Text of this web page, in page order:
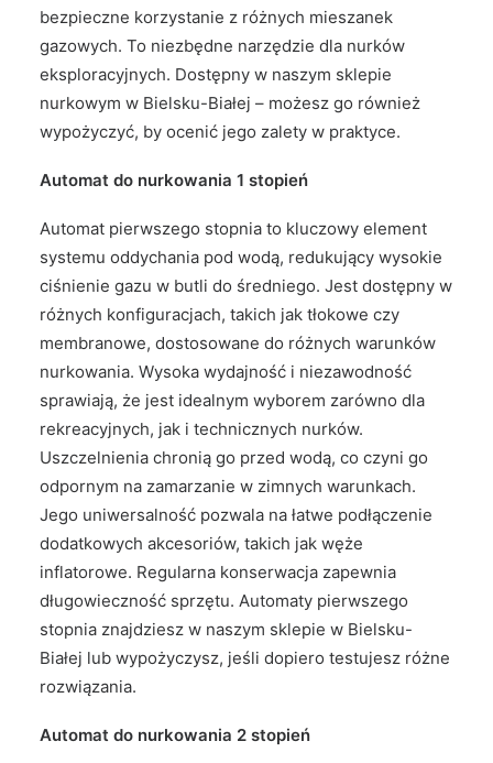
bezpieczne korzystanie z różnych mieszanek
gazowych. To niezbędne narzędzie dla nurków
eksploracyjnych. Dostępny w naszym sklepie
nurkowym w Bielsku-Białej – możesz go również
wypożyczyć, by ocenić jego zalety w praktyce.
Automat do nurkowania 1 stopień
Automat pierwszego stopnia to kluczowy element
systemu oddychania pod wodą, redukujący wysokie
ciśnienie gazu w butli do średniego. Jest dostępny w
różnych konfiguracjach, takich jak tłokowe czy
membranowe, dostosowane do różnych warunków
nurkowania. Wysoka wydajność i niezawodność
sprawiają, że jest idealnym wyborem zarówno dla
rekreacyjnych, jak i technicznych nurków.
Uszczelnienia chronią go przed wodą, co czyni go
odpornym na zamarzanie w zimnych warunkach.
Jego uniwersalność pozwala na łatwe podłączenie
dodatkowych akcesoriów, takich jak węże
inflatorowe. Regularna konserwacja zapewnia
długowieczność sprzętu. Automaty pierwszego
stopnia znajdziesz w naszym sklepie w Bielsku-
Białej lub wypożyczysz, jeśli dopiero testujesz różne
rozwiązania.
Automat do nurkowania 2 stopień